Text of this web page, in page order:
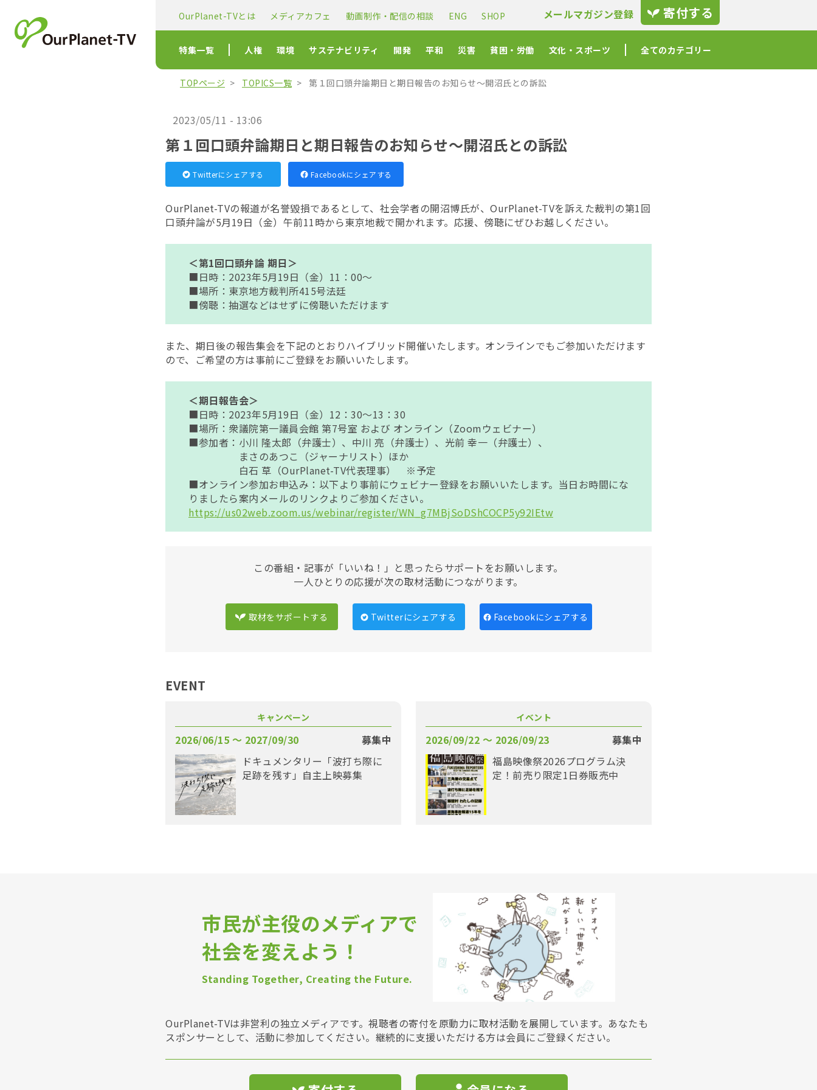
OurPlanet-TVとは メディアカフェ 動画制作・配信の相談 ENG SHOP メールマガジン登録 寄付する
特集一覧 人権 環境 サステナビリティ 開発 平和 災害 貧困・労働 文化・スポーツ 全てのカテゴリー
TOPページ TOPICS一覧 第１回口頭弁論期日と期日報告のお知らせ～開沼氏との訴訟
2023/05/11 - 13:06
第１回口頭弁論期日と期日報告のお知らせ～開沼氏との訴訟
Twitterにシェアする Facebookにシェアする
OurPlanet-TVの報道が名誉毀損であるとして、社会学者の開沼博氏が、OurPlanet-TVを訴えた裁判の第1回
口頭弁論が5月19日（金）午前11時から東京地裁で開かれます。応援、傍聴にぜひお越しください。
＜第1回口頭弁論 期日＞
■日時：2023年5月19日（金）11：00～
■場所：東京地方裁判所415号法廷
■傍聴：抽選などはせずに傍聴いただけます
また、期日後の報告集会を下記のとおりハイブリッド開催いたします。オンラインでもご参加いただけます
ので、ご希望の方は事前にご登録をお願いいたします。
＜期日報告会＞
■日時：2023年5月19日（金）12：30～13：30
■場所：衆議院第一議員会館 第7号室 および オンライン（Zoomウェビナー）
■参加者：小川 隆太郎（弁護士）、中川 亮（弁護士）、光前 幸一（弁護士）、
まさのあつこ（ジャーナリスト）ほか
白石 草（OurPlanet-TV代表理事） ※予定
■オンライン参加お申込み：以下より事前にウェビナー登録をお願いいたします。当日お時間にな
りましたら案内メールのリンクよりご参加ください。
https://us02web.zoom.us/webinar/register/WN_g7MBjSoDShCOCP5y92IEtw
この番組・記事が「いいね！」と思ったらサポートをお願いします。
一人ひとりの応援が次の取材活動につながります。
取材をサポートする Twitterにシェアする Facebookにシェアする
EVENT
キャンペーン
2026/06/15 〜 2027/09/30
募集中
ドキュメンタリー「波打ち際に
足跡を残す」自主上映募集
イベント
2026/09/22 〜 2026/09/23
募集中
福島映像祭2026プログラム決
定！前売り限定1日券販売中
市民が主役のメディアで
社会を変えよう！
Standing Together, Creating the Future.
OurPlanet-TVは非営利の独立メディアです。視聴者の寄付を原動力に取材活動を展開しています。あなたも
スポンサーとして、活動に参加してください。継続的に支援いただける方は会員にご登録ください。